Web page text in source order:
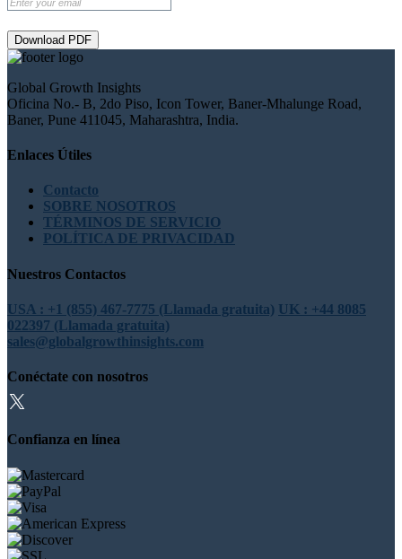
Download PDF
Global Growth Insights
Oficina No.- B, 2do Piso, Icon Tower, Baner-Mhalunge Road,
Baner, Pune 411045, Maharashtra, India.
Enlaces Útiles
Contacto
SOBRE NOSOTROS
TÉRMINOS DE SERVICIO
POLÍTICA DE PRIVACIDAD
Nuestros Contactos
USA : +1 (855) 467-7775 (Llamada gratuita) UK : +44 8085
022397 (Llamada gratuita)
sales@globalgrowthinsights.com
Conéctate con nosotros
Confianza en línea